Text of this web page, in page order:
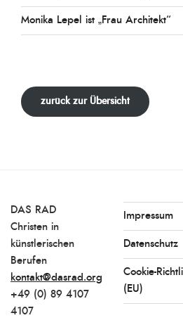
Monika Lepel ist „Frau Architekt“
zurück zur Übersicht
DAS RAD
Christen in
künstlerischen
Berufen
kontakt@dasrad.org
+49 (0) 89 4107
4107
Impressum
Datenschutz
Cookie-
(EU)